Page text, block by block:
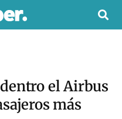
el Airbus
más